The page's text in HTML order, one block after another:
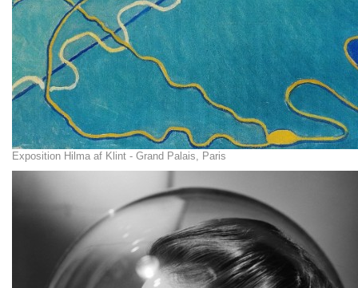
Exposition Hilma af Klint - Grand Palais, Paris